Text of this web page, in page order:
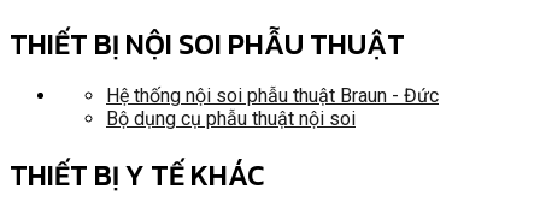
THIẾT BỊ NỘI SOI PHẪU THUẬT
Hệ thống nội soi phẫu thuật Braun - Đức
Bộ dụng cụ phẫu thuật nội soi
THIẾT BỊ Y TẾ KHÁC